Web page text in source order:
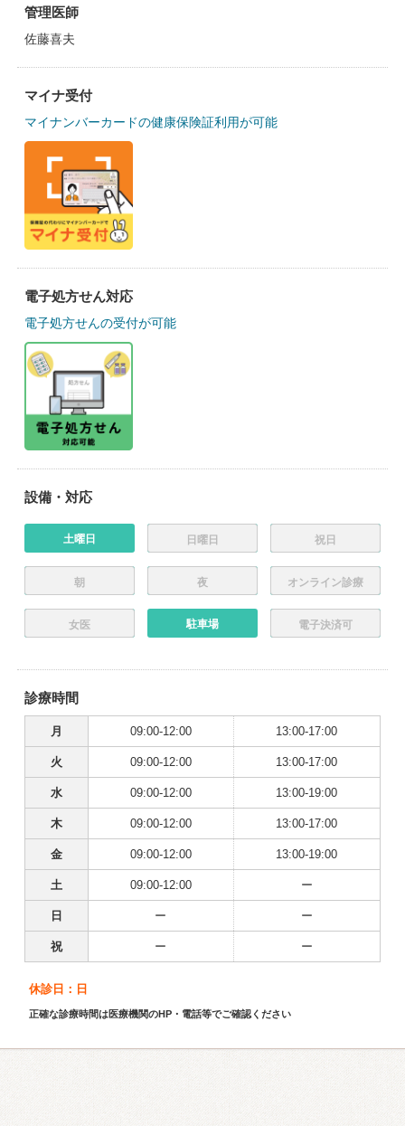
管理医師
佐藤喜夫
マイナ受付
マイナンバーカードの健康保険証利用が可能
電子処方せん対応
電子処方せんの受付が可能
設備・対応
土曜日 日曜日 祝日
朝 夜 オンライン診療
女医 駐車場 電子決済可
診療時間
月 09:00-12:00 13:00-17:00
火 09:00-12:00 13:00-17:00
水 09:00-12:00 13:00-19:00
木 09:00-12:00 13:00-17:00
金 09:00-12:00 13:00-19:00
土 09:00-12:00 ー
日 ー ー
祝 ー ー
休診日：日
正確な診療時間は医療機関のHP・電話等でご確認ください